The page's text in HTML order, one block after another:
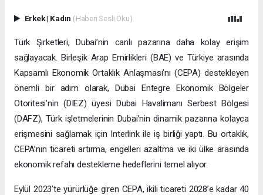
Erkek| Kadın (Haberi Sesli Oku)
Türk Şirketleri, Dubai’nin canlı pazarına daha kolay erişim
sağlayacak. Birleşik Arap Emirlikleri (BAE) ve Türkiye arasında
Kapsamlı Ekonomik Ortaklık Anlaşması’nı (CEPA) destekleyen
önemli bir adım olarak, Dubai Entegre Ekonomik Bölgeler
Otoritesi’nin (DIEZ) üyesi Dubai Havalimanı Serbest Bölgesi
(DAFZ), Türk işletmelerinin Dubai’nin dinamik pazarına kolayca
erişmesini sağlamak için Interlink ile iş birliği yaptı. Bu ortaklık,
CEPA’nın ticareti artırma, engelleri azaltma ve iki ülke arasında
ekonomik refahı destekleme hedeflerini temel alıyor.
Eylül 2023’te yürürlüğe giren CEPA, ikili ticareti 2028’e kadar 40